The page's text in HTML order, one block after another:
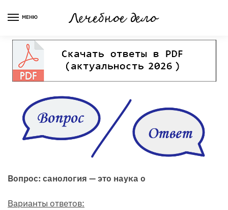
МЕНЮ
Вопрос: санология — это наука о
Варианты ответов: